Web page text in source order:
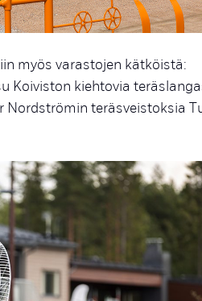
myös varastojen kätköistä:
Koiviston kiehtovia
teräsveistoksia